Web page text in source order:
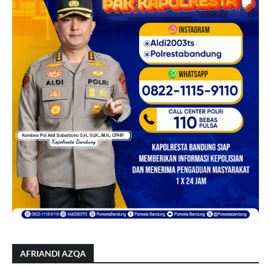
AFRIANDI AZQA